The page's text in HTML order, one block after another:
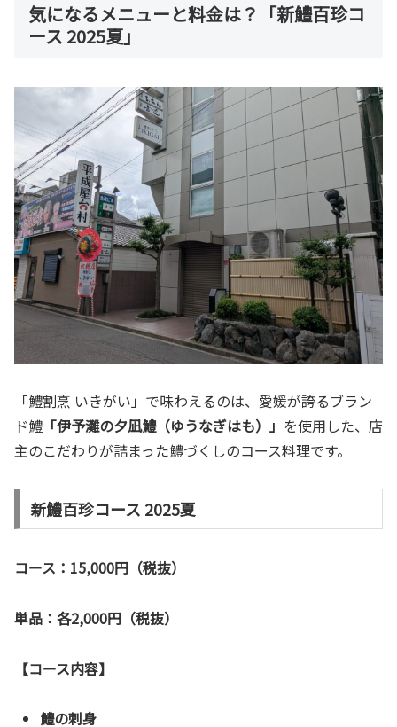
気になるメニューと料金は？「新鱧百珍コ
ース 2025夏」
「鱧割烹 いきがい」で味わえるのは、愛媛が誇るブラン
ド鱧 「伊予灘の夕凪鱧（ゆうなぎはも）」 を使用した、店
主のこだわりが詰まった鱧づくしのコース料理です。
新鱧百珍コース 2025夏
コース：15,000円（税抜）
単品：各2,000円（税抜）
【コース内容】
鱧の刺身